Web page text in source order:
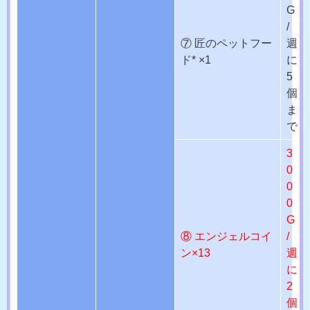
⑦ 匠のペットフー
ド* ×1
G
/
週
に
5
個
ま
で
⑧ エンジェルコイ
ン×13
3
0
0
0
G
/
週
に
2
個